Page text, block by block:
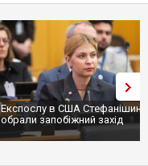
Експослу в США
обрали запобіжний захід